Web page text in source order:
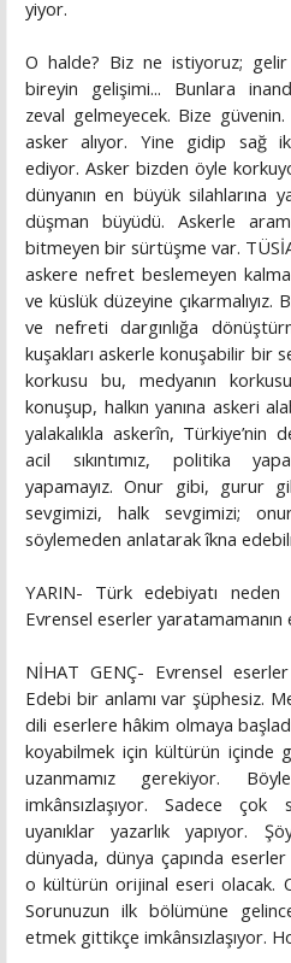
yiyor.
O halde? Biz ne istiyoruz; gelir
bireyin gelişimi... Bunlara
zeval gelmeyecek. Bize
asker alıyor. Yine gidip sağ
ediyor. Asker bizden öyle
dünyanın en büyük silahlarına
düşman büyüdü. Askerle
bitmeyen bir sürtüşme var.
askere nefret beslemeyen
ve küslük düzeyine çıkarmalıyız.
ve nefreti dargınlığa
kuşakları askerle konuşabilir bir
korkusu bu, medyanın
konuşup, halkın yanına askeri
yalakalıkla askerîn, Türkiye’nin
acil sıkıntımız, politika
yapamayız. Onur gibi, gurur
sevgimizi, halk sevgimizi;
söylemeden anlatarak îkna
YARIN- Türk edebiyatı neden
Evrensel eserler yaratamamanın
NİHAT GENÇ- Evrensel
Edebi bir anlamı var şüphesiz.
dili eserlere hâkim olmaya
koyabilmek için kültürün içinde
uzanmamız gerekiyor.
imkânsızlaşıyor. Sadece
uyanıklar yazarlık yapıyor.
dünyada, dünya çapında
o kültürün orijinal eseri olacak.
Sorunuzun ilk bölümüne
etmek gittikçe imkânsızlaşıyor.